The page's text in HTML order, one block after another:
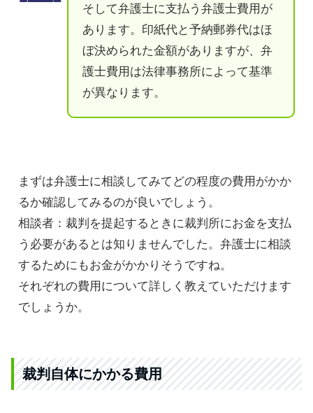
そして弁護士に支払う弁護士費用が
あります。印紙代と予納郵券代はほ
ぼ決められた金額がありますが、弁
護士費用は法律事務所によって基準
が異なります。
まずは弁護士に相談してみてどの程度の費用がかか
るか確認してみるのが良いでしょう。
相談者：裁判を提起するときに裁判所にお金を支払
う必要があるとは知りませんでした。弁護士に相談
するためにもお金がかかりそうですね。
それぞれの費用について詳しく教えていただけます
でしょうか。
裁判自体にかかる費用